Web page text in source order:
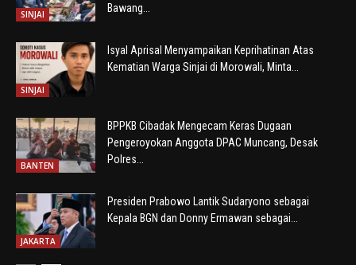
SINJAI
Bawang...
SINJAI
Isyal Aprisal Menyampaikan Keprihatinan Atas
Kematian Warga Sinjai di Morowali, Minta...
BANTEN
BPPKB Cibadak Mengecam Keras Dugaan
Pengeroyokan Anggota DPAC Muncang, Desak
Polres...
JAKARTA
Presiden Prabowo Lantik Sudaryono sebagai
Kepala BGN dan Donny Ermawan sebagai...